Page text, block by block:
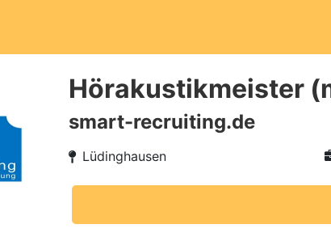
Hörakustikmeister
smart-recruiting.de
Lüdinghausen